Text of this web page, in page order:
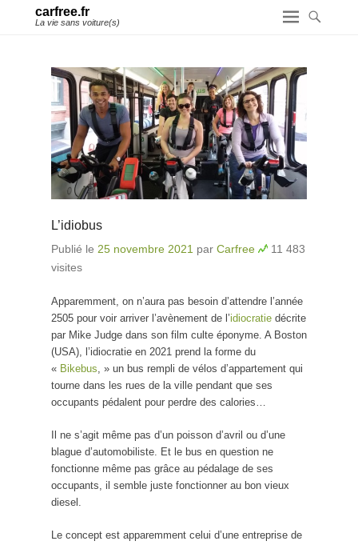
carfree.fr
La vie sans voiture(s)
L’idiobus
Publié le 25 novembre 2021 par Carfree
11 483
visites
Apparemment, on n’aura pas besoin d’attendre l’année
2505 pour voir arriver l’avènement de l’idiocratie décrite
par Mike Judge dans son film culte éponyme. A Boston
(USA), l’idiocratie en 2021 prend la forme du
« Bikebus, » un bus rempli de vélos d’appartement qui
tourne dans les rues de la ville pendant que ses
occupants pédalent pour perdre des calories…
Il ne s’agit même pas d’un poisson d’avril ou d’une
blague d’automobiliste. Et le bus en question ne
fonctionne même pas grâce au pédalage de ses
occupants, il semble juste fonctionner au bon vieux
diesel.
Le concept est apparemment celui d’une entreprise de